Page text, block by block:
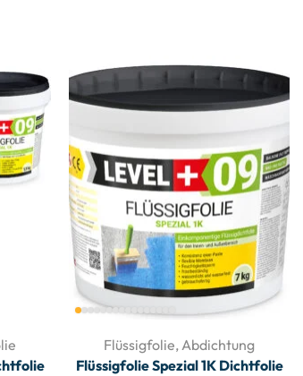
Flüssigfolie,Abdichtung
Flüssigfolie Spezial 1K Dichtfolie